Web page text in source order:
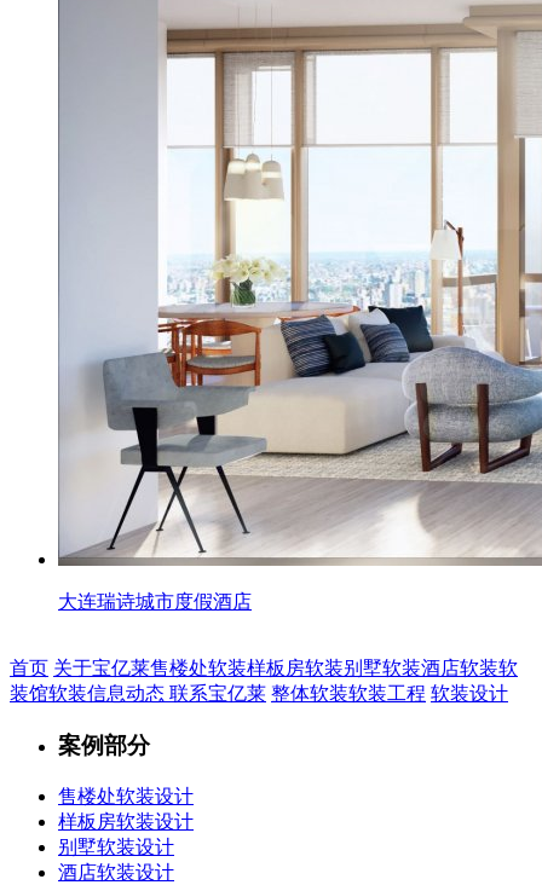
大连瑞诗城市度假酒店
首页 关于宝亿莱售楼处软装样板房软装别墅软装酒店软装软
装馆软装信息动态 联系宝亿莱 整体软装软装工程 软装设计
案例部分
售楼处软装设计
样板房软装设计
别墅软装设计
酒店软装设计